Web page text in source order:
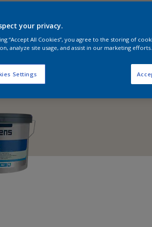
your privacy.
“Accept All Cookies”, you agree to the storing of
analyze site usage, and assist in our marketing efforts.
Settings